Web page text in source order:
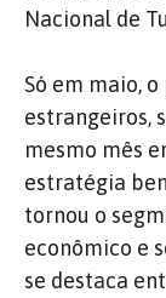
Nacional de
Só em maio,
estrangeiros,
mesmo mês
estratégia
tornou o
econômico e
se destaca